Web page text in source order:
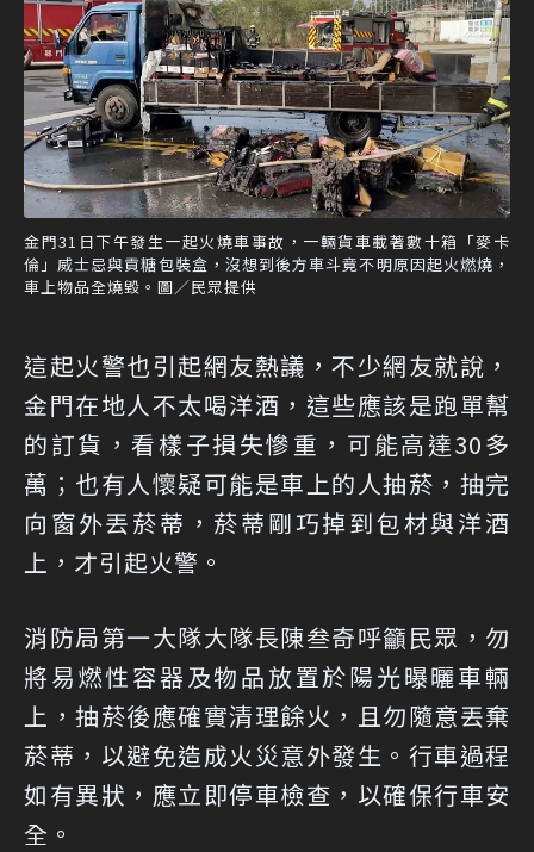
金門31日下午發生一起火燒車事故，一輛貨車載著數十箱「麥卡
倫」威士忌與貢糖包裝盒，沒想到後方車斗竟不明原因起火燃燒，
車上物品全燒毀。圖／民眾提供
這起火警也引起網友熱議，不少網友就說，
金門在地人不太喝洋酒，這些應該是跑單幫
的訂貨，看樣子損失慘重，可能高達30多
萬；也有人懷疑可能是車上的人抽菸，抽完
向窗外丟菸蒂，菸蒂剛巧掉到包材與洋酒
上，才引起火警。
消防局第一大隊大隊長陳叁奇呼籲民眾，勿
將易燃性容器及物品放置於陽光曝曬車輛
上，抽菸後應確實清理餘火，且勿隨意丟棄
菸蒂，以避免造成火災意外發生。行車過程
如有異狀，應立即停車檢查，以確保行車安
全。